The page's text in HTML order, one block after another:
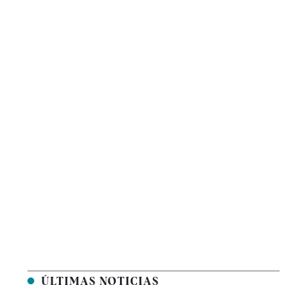
ÚLTIMAS NOTICIAS